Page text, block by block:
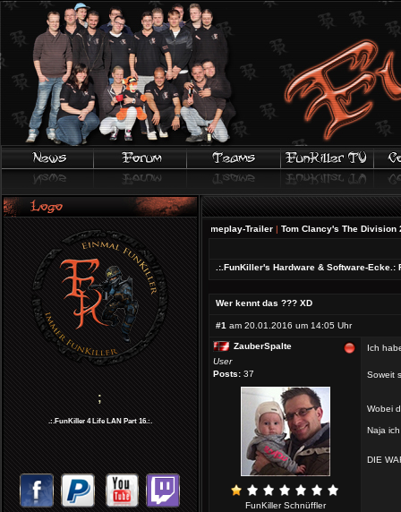
;
.:.FunKiller 4 Life LAN Part 16.:.
FIFA 20 | Offizieller Gameplay-Trailer|Tom Clancy's The Division 2 - Wir
.:.FunKiller's Hardware & Software-Ecke.:
Wer kennt das ??? XD
#1 am 20.01.2016 um 14:05 Uhr
ZauberSpalte
User
Posts: 37
FunKiller Schnüffler
Ich
Soweit
Wobei
Naja
DIE